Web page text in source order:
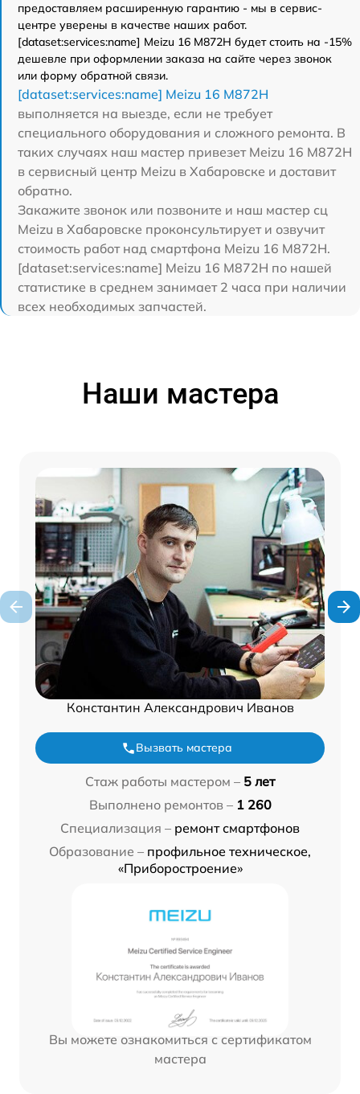
предоставляем расширенную гарантию - мы в сервис-
центре уверены в качестве наших работ.
[dataset:services:name] Meizu 16 M872H будет стоить на -15%
дешевле при оформлении заказа на сайте через звонок
или форму обратной связи.
[dataset:services:name] Meizu 16 M872H
выполняется на выезде, если не требует
специального оборудования и сложного ремонта. В
таких случаях наш мастер привезет Meizu 16 M872H
в сервисный центр Meizu в Хабаровске и доставит
обратно.
Закажите звонок или позвоните и наш мастер сц
Meizu в Хабаровске проконсультирует и озвучит
стоимость работ над смартфона Meizu 16 M872H.
[dataset:services:name] Meizu 16 M872H по нашей
статистике в среднем занимает 2 часа при наличии
всех необходимых запчастей.
Наши мастера
Константин Александрович Иванов
Вызвать мастера
Стаж работы мастером – 5 лет
Выполнено ремонтов – 1 260
Специализация – ремонт смартфонов
Образование – профильное техническое,
«Приборостроение»
Вы можете ознакомиться с сертификатом
мастера